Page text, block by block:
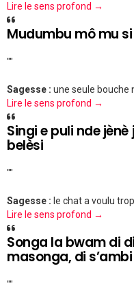
Lire le sens profond →
Mudumbu mô mu
""
Sagesse : une seule bouche
Lire le sens profond →
Singi e puli nde
belèsi
""
Sagesse : le chat a voulu
Lire le sens profond →
Songa la bwam di
masonga, di
""